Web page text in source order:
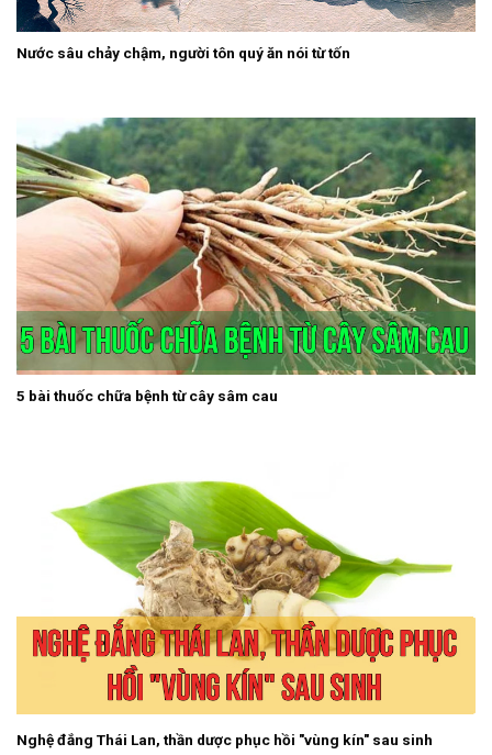
Nước sâu chảy chậm, người tôn quý ăn nói từ tốn
5 bài thuốc chữa bệnh từ cây sâm cau
Nghệ đắng Thái Lan, thần dược phục hồi "vùng kín" sau sinh